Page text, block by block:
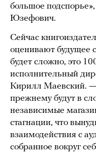
большое
Юзефович.
Сейчас
оценивают будущее
будет сложно, это
исполнительный
Кирилл Маевский.
прежнему будут в
независимые
стагнации, что
взаимодействия с
собранное вокруг